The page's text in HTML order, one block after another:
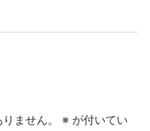
ません。 ※ が付いてい